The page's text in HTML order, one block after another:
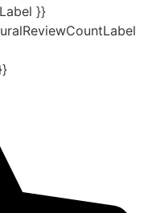
}}